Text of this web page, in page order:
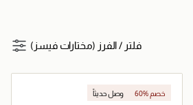
فلتر /الفرز (مختارات فيسز)
60% خصم وصل حديثاً